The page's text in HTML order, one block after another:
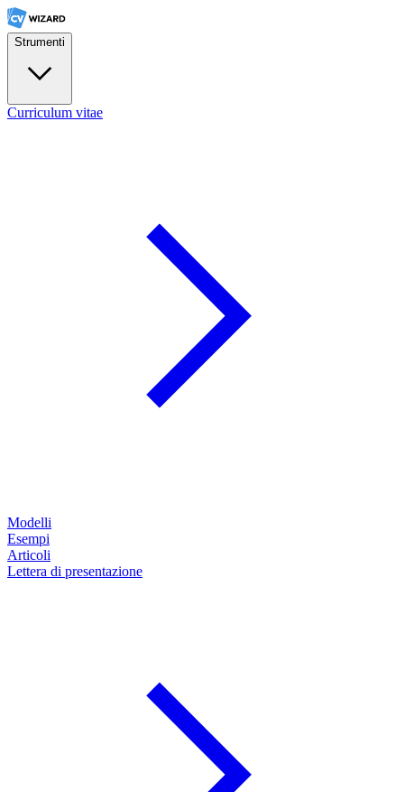
Strumenti
Curriculum vitae
Modelli
Esempi
Articoli
Lettera di presentazione